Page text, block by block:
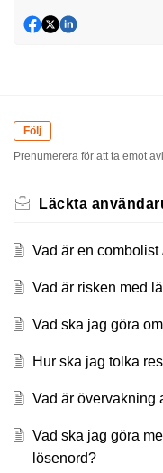
Följ
Prenumerera för att ta emot
Läckta
Vad är en combolist
Vad är risken med
Vad ska jag göra
Hur ska jag tolka
Vad är övervakning
Vad ska jag göra
lösenord?